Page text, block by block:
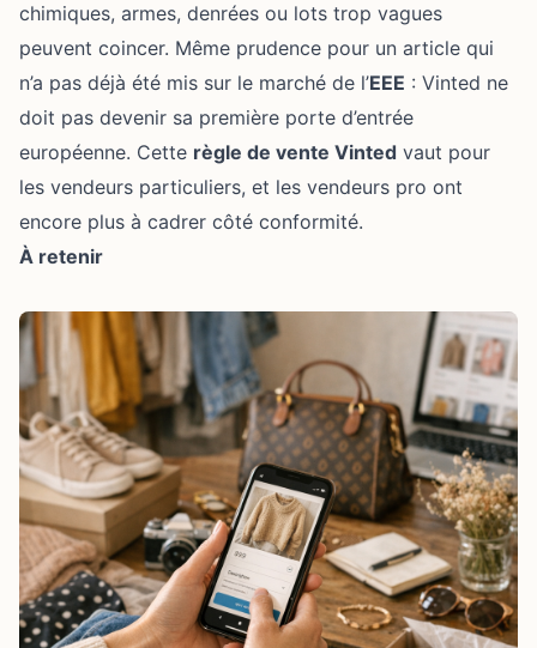
chimiques, armes, denrées ou lots trop vagues
peuvent coincer. Même prudence pour un article qui
n’a pas déjà été mis sur le marché de l’EEE : Vinted ne
doit pas devenir sa première porte d’entrée
européenne. Cette règle de vente Vinted vaut pour
les vendeurs particuliers, et les vendeurs pro ont
encore plus à cadrer côté conformité.
À retenir